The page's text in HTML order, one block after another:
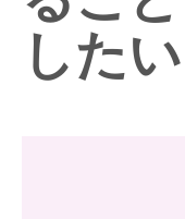
したい